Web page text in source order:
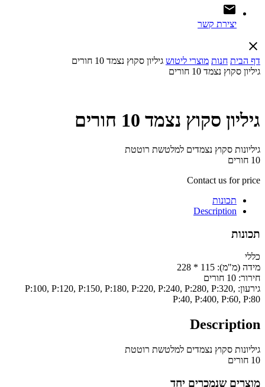
יצירת קשר
דף הבית חנות מוצרי ליטוש גיליון סקוץ נצמד 10 חורים
גיליון סקוץ נצמד 10 חורים
גיליון סקוץ נצמד 10 חורים
גיליונות סקוץ נצמדים למלטשת רוטטת
10 חורים
Contact us for price
תכונות
Description
תכונות
כללי
מידה (מ"מ): 115 * 228
חירור: 10 חורים
גירעון: P:100, P:120, P:150, P:180, P:220, P:240, P:280, P:320,
P:40, P:400, P:60, P:80
Description
גיליונות סקוץ נצמדים למלטשת רוטטת
10 חורים
מוצרים שנמכרים יחד